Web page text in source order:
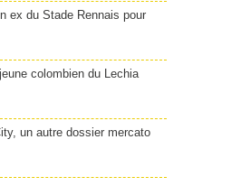
ex du Stade Rennais pour
colombien du Lechia
un autre dossier mercato